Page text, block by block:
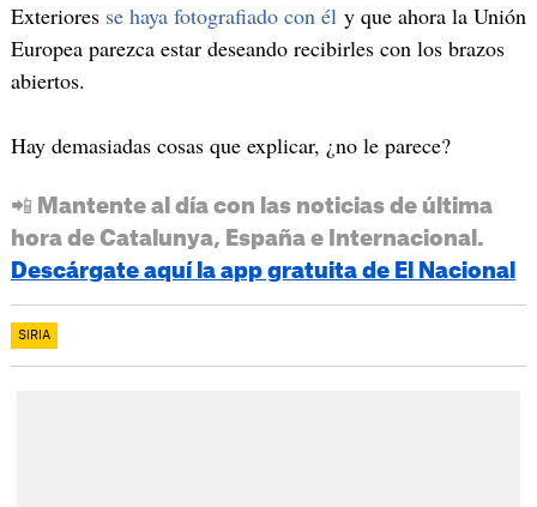
Exteriores se haya fotografiado con ély que ahora la Unión
Europea parezca estar deseando recibirles con los brazos
abiertos.
Hay demasiadas cosas que explicar, ¿no le parece?
📲 Mantente al día con las noticias de última
hora de Catalunya, España e Internacional.
Descárgate aquí la app gratuita de El Nacional
SIRIA